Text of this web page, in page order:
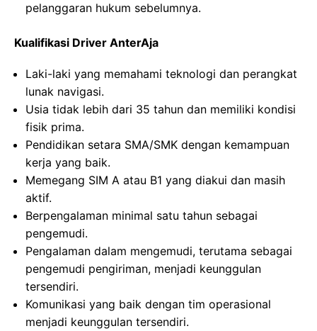
pelanggaran hukum sebelumnya.
Kualifikasi Driver AnterAja
Laki-laki yang memahami teknologi dan perangkat
lunak navigasi.
Usia tidak lebih dari 35 tahun dan memiliki kondisi
fisik prima.
Pendidikan setara SMA/SMK dengan kemampuan
kerja yang baik.
Memegang SIM A atau B1 yang diakui dan masih
aktif.
Berpengalaman minimal satu tahun sebagai
pengemudi.
Pengalaman dalam mengemudi, terutama sebagai
pengemudi pengiriman, menjadi keunggulan
tersendiri.
Komunikasi yang baik dengan tim operasional
menjadi keunggulan tersendiri.